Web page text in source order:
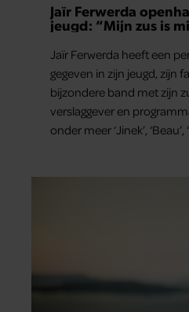
Jaïr Ferwerda
jeugd: “Mijn zus is
kompas”
Jaïr Ferwerda heeft een
gegeven in zijn jeugd, zijn
bijzondere band met zijn
verslaggever en
onder meer ‘Jinek’, ‘Beau’,